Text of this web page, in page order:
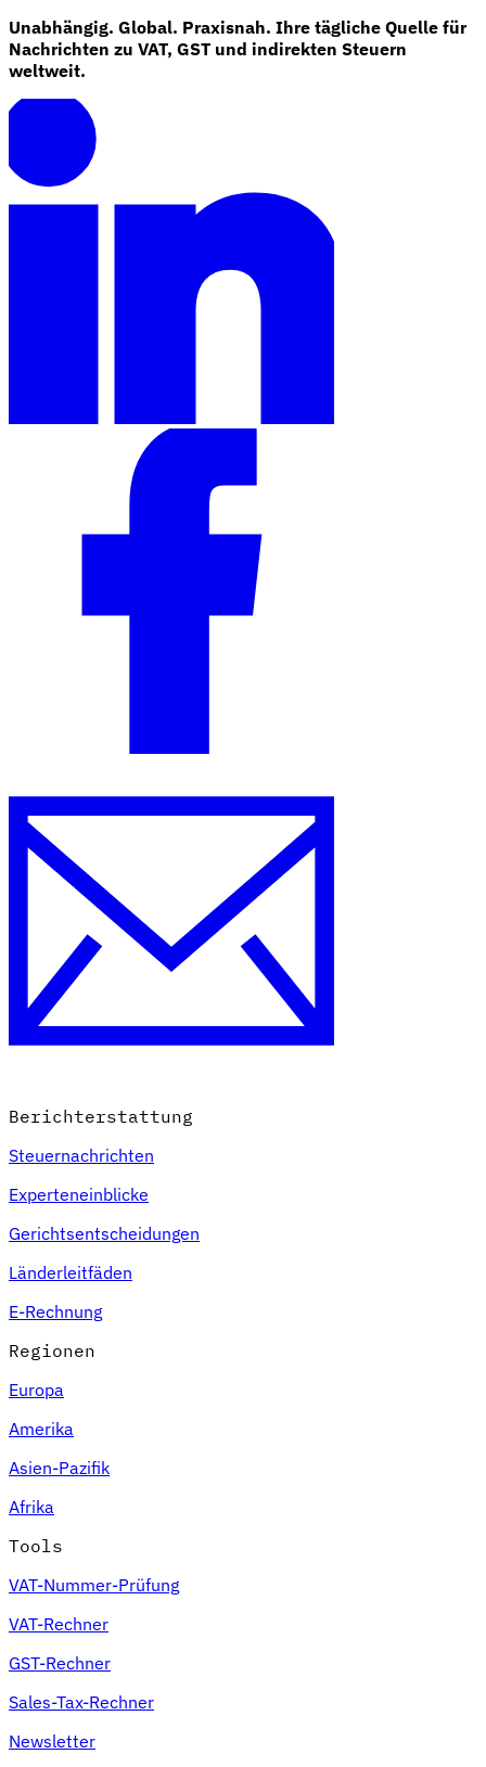
Unabhängig. Global. Praxisnah. Ihre tägliche Quelle für
Nachrichten zu VAT, GST und indirekten Steuern
weltweit.
Berichterstattung
Steuernachrichten
Experteneinblicke
Gerichtsentscheidungen
Länderleitfäden
E-Rechnung
Regionen
Europa
Amerika
Asien-Pazifik
Afrika
Tools
VAT-Nummer-Prüfung
VAT-Rechner
GST-Rechner
Sales-Tax-Rechner
Newsletter